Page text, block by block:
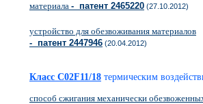
материала - патент 2465220 (27.10.2012)
устройство для обезвоживания материалов
- патент 2447946 (20.04.2012)
Класс C02F11/18 термическим
способ сжигания механически